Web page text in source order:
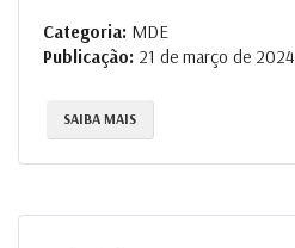
Categoria: MDE
Publicação: 21 de março de 2024
SAIBA MAIS